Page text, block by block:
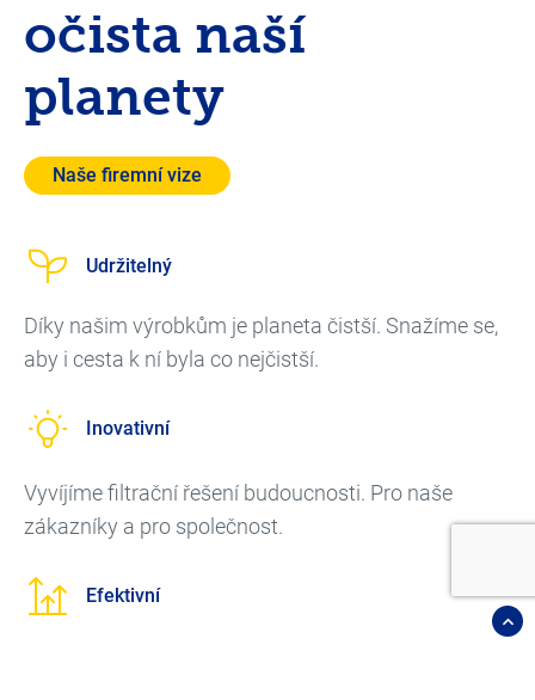
očista naší
planety
Naše firemní vize
Udržitelný
Díky našim výrobkům je planeta čistší. Snažíme se,
aby i cesta k ní byla co nejčistší.
Inovativní
Vyvíjíme filtrační řešení budoucnosti. Pro naše
zákazníky a pro společnost.
Efektivní